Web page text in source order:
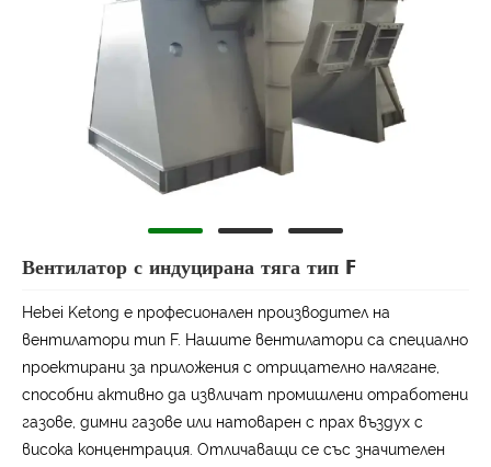
Вентилатор с индуцирана тяга тип F
Hebei Ketong е професионален производител на
вентилатори тип F. Нашите вентилатори са специално
проектирани за приложения с отрицателно налягане,
способни активно да извличат промишлени отработени
газове, димни газове или натоварен с прах въздух с
висока концентрация. Отличаващи се със значителен